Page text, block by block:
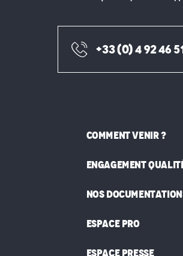
+33 (0) 4 92 46
COMMENT VENIR ?
ENGAGEMENT
NOS
ESPACE PRO
ESPACE PRESSE